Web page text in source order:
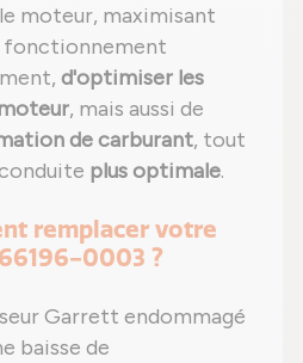
moteur, maximisant
fonctionnement
d'optimiser les
, mais aussi de
de carburant, tout
plus optimale.
remplacer votre
0003 ?
Garrett endommagé
baisse de